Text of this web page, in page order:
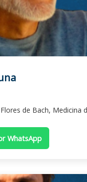
de Bach, Medicina
WhatsApp